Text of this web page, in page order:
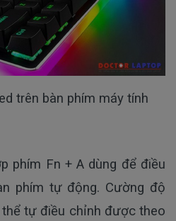
trên bàn phím máy tính
phím Fn + A dùng để điều
phím tự động. Cường độ
tự điều chỉnh được theo